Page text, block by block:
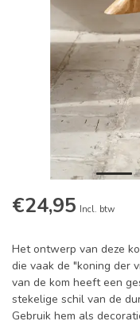
€24,95 Incl. btw
Het ontwerp van deze
die vaak de "koning der
van de kom heeft een
stekelige schil van de
Gebruik hem als